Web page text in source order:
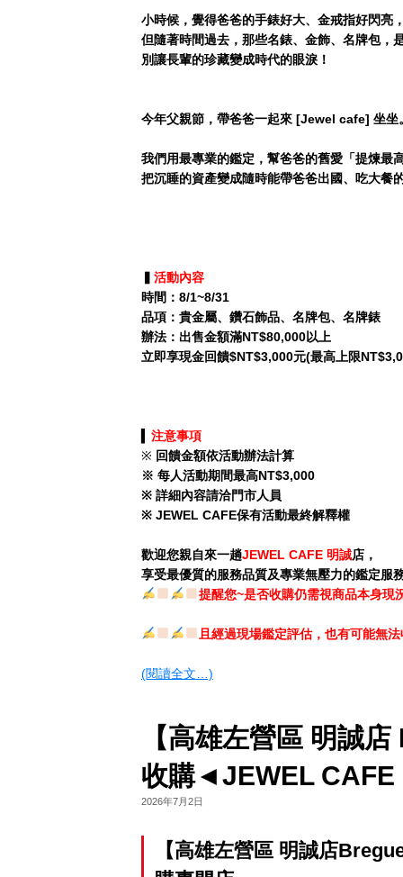
小時候，覺得爸爸的手錶好大、金戒指好閃亮
但隨著時間過去，那些名錶、金飾、名牌包，
別讓長輩的珍藏變成時代的眼淚！
今年父親節，帶爸爸一起來 [Jewel cafe] 坐坐
我們用最專業的鑑定，幫爸爸的舊愛「提煉最
把沉睡的資產變成隨時能帶爸爸出國、吃大餐
活動內容
時間：8/1~8/31
品項：貴金屬、鑽石飾品、名牌包、名牌錶
辦法：出售金額滿NT$80,000以上
立即享現金回饋$NT$3,000元(最高上限
注意事項
※ 回饋金額依活動辦法計算
※ 每人活動期間最高NT$3,000
※ 詳細內容請洽門市人員
※ JEWEL CAFE保有活動最終解釋權
歡迎您親自來一趟JEWEL CAFE 明誠店，
享受最優質的服務品質及專業無壓力的鑑定服
提醒您~是否收購仍需視商品本身現
且經過現場鑑定評估，也有可能無
(閱讀全文…)
【高雄左營區 明誠
收購◄JEWEL
2026年7月2日
【高雄左營區 明誠店